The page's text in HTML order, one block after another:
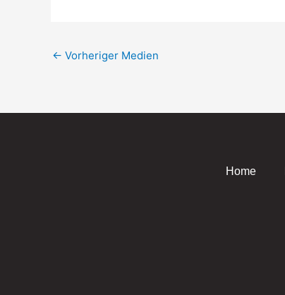
← Vorheriger Medien
Home